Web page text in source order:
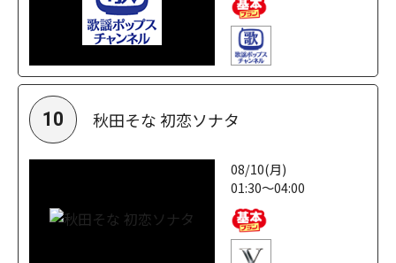
10 秋田そな 初恋ソナタ
08/10(月)
01:30～04:00